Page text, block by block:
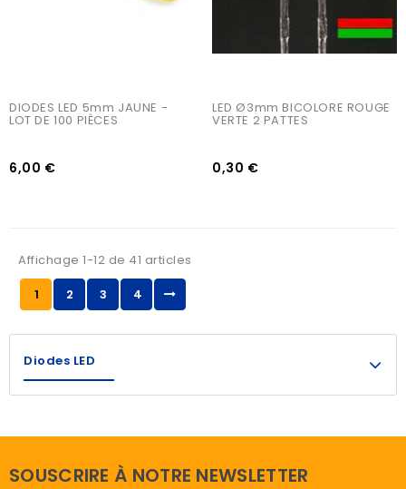
DIODES LED 5mm JAUNE -
LOT DE 100 PIÈCES
6,00 €
LED Ø3mm BICOLORE ROUGE
VERTE 2 PATTES
0,30 €
Affichage 1-12 de 41 articles
1
2 3 4
Diodes LED
SOUSCRIRE À NOTRE NEWSLETTER